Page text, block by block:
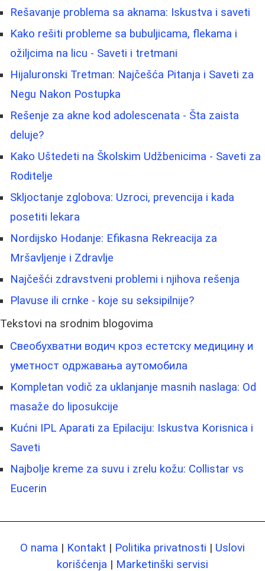
Rešavanje problema sa aknama: Iskustva i saveti
Kako rešiti probleme sa bubuljicama, flekama i
ožiljcima na licu - Saveti i tretmani
Hijaluronski Tretman: Najčešća Pitanja i Saveti za
Negu Nakon Postupka
Rešenje za akne kod adolescenata - Šta zaista
deluje?
Kako Uštedeti na Školskim Udžbenicima - Saveti za
Roditelje
Skljoctanje zglobova: Uzroci, prevencija i kada
posetiti lekara
Nordijsko Hodanje: Efikasna Rekreacija za
Mršavljenje i Zdravlje
Najčešći zdravstveni problemi i njihova rešenja
Plavuse ili crnke - koje su seksipilnije?
Tekstovi na srodnim blogovima
Свеобухватни водич кроз естетску медицину и
уметност одржавања аутомобила
Kompletan vodič za uklanjanje masnih naslaga: Od
masaže do liposukcije
Kućni IPL Aparati za Epilaciju: Iskustva Korisnica i
Saveti
Najbolje kreme za suvu i zrelu kožu: Collistar vs
Eucerin
O nama | Kontakt | Politika privatnosti | Uslovi
korišćenja | Marketinški servisi